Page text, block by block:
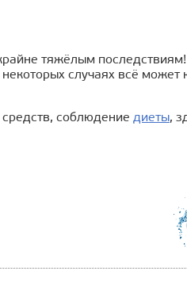
тяжёлым
случаях всё
средств, соблюдение диеты,